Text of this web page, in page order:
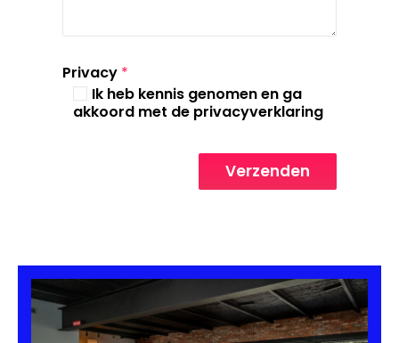
Privacy *
Ik heb kennis genomen en ga
akkoord met de privacyverklaring
Verzenden